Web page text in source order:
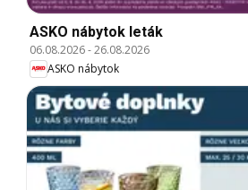
ASKO nábytok leták
06.08.2026-26.08.2026
ASKO nábytok